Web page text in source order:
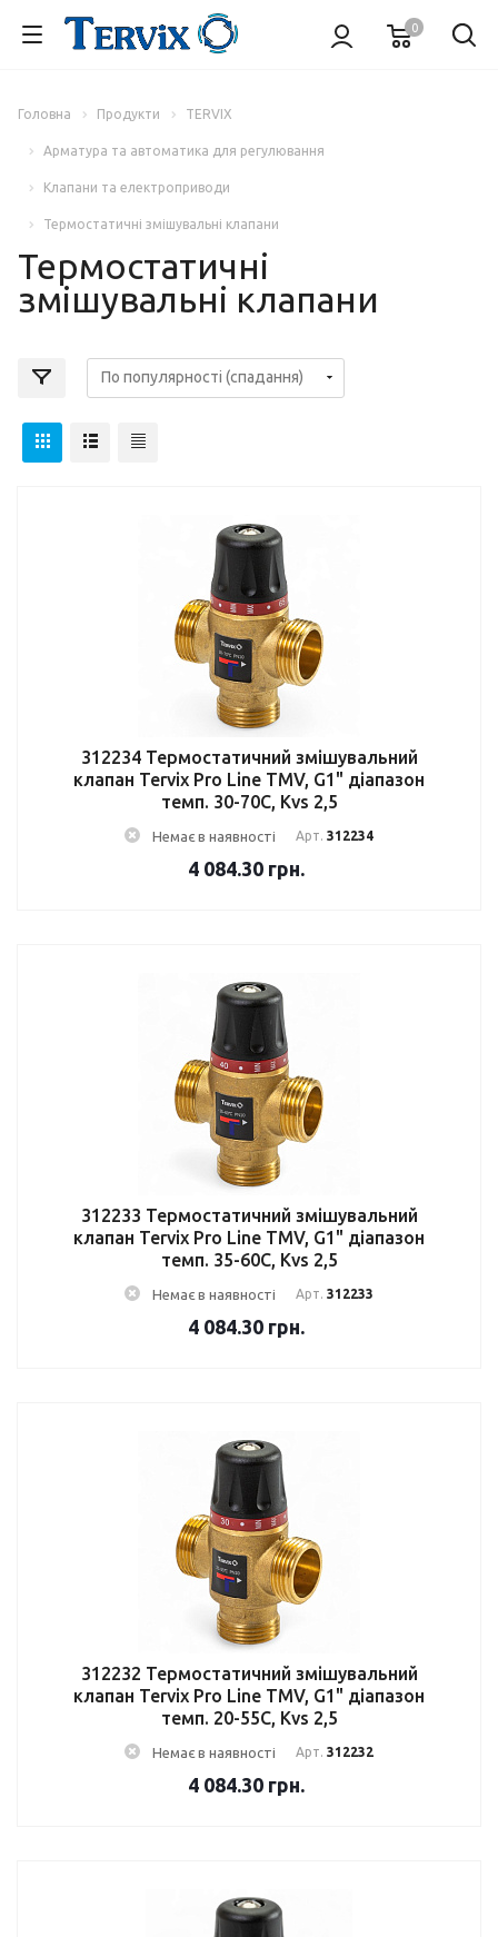
0
Головна Продукти TERVIX
Арматура та автоматика для регулювання
Клапани та електроприводи
Термостатичні змішувальні клапани
Термостатичні
змішувальні клапани
312234 Термостатичний змішувальний
клапан Tervix Pro Line TMV, G1" діапазон
темп. 30-70C, Kvs 2,5
Немає в наявності Арт. 312234
4 084.30 грн.
312233 Термостатичний змішувальний
клапан Tervix Pro Line TMV, G1" діапазон
темп. 35-60C, Kvs 2,5
Немає в наявності Арт. 312233
4 084.30 грн.
312232 Термостатичний змішувальний
клапан Tervix Pro Line TMV, G1" діапазон
темп. 20-55C, Kvs 2,5
Немає в наявності Арт. 312232
4 084.30 грн.